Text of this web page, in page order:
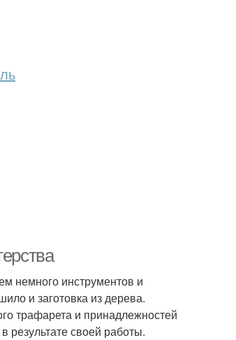
немного инструментов и
и заготовка из дерева.
трафарета и принадлежностей
результате своей работы.